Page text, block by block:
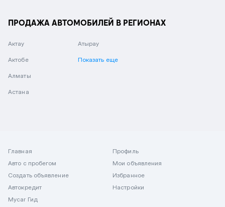
ПРОДАЖА АВТОМОБИЛЕЙ В РЕГИОНАХ
Актау
Актобе
Алматы
Астана
Атырау
Показать еще
Главная
Авто с пробегом
Создать объявление
Автокредит
Mycar Гид
Профиль
Мои объявления
Избранное
Настройки